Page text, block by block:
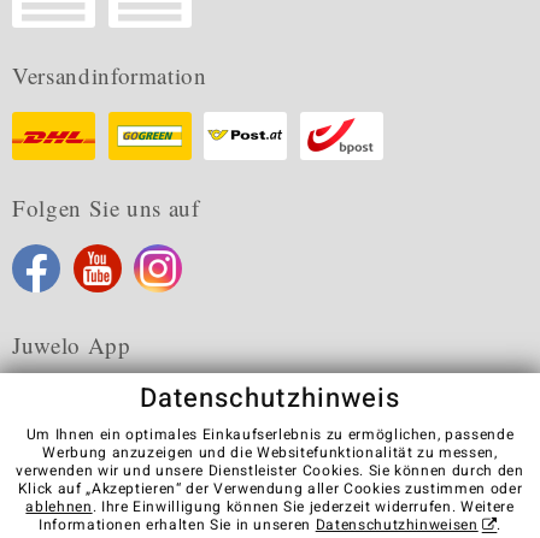
Versandinformation
Folgen Sie uns auf
Juwelo App
Karriere AGB Datenschutz Cookies
Impressum
Kontakt
Vertrag widerrufen
Datenschutzhinweis
Um Ihnen ein optimales Einkaufserlebnis zu ermöglichen, passende
Werbung anzuzeigen und die Websitefunktionalität zu messen,
verwenden wir und unsere Dienstleister Cookies. Sie können durch den
Klick auf „Akzeptieren“ der Verwendung aller Cookies zustimmen oder
ablehnen. Ihre Einwilligung können Sie jederzeit widerrufen. Weitere
Informationen erhalten Sie in unseren Datenschutzhinweisen .